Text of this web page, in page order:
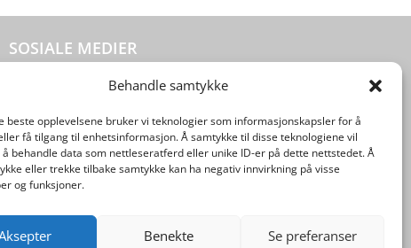
Behandle samtykke
beste opplevelsene bruker vi teknologier som informasjonskapsler for å
få tilgang til enhetsinformasjon. Å samtykke til disse teknologiene vil
behandle data som nettleseratferd eller unike ID-er på dette nettstedet. Å
eller trekke tilbake samtykke kan ha negativ innvirkning på visse
og funksjoner.
Benekte Se preferanser
SOSIALE MEDIER